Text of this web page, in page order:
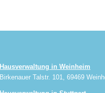
Hausverwaltung in Weinheim
Birkenauer Talstr. 101, 69469